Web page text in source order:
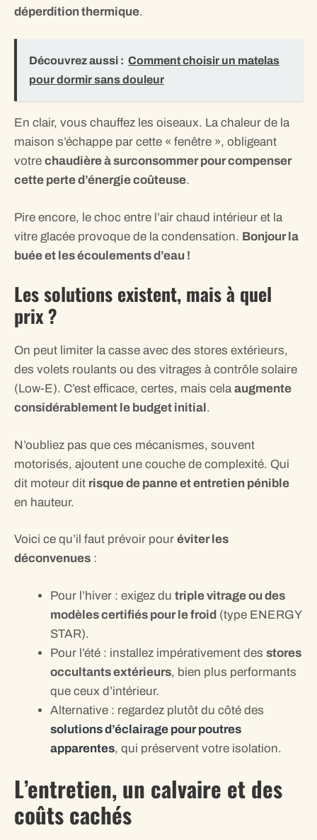
déperdition thermique.
Découvrez aussi : Comment choisir un matelas
pour dormir sans douleur
En clair, vous chauffez les oiseaux. La chaleur de la
maison s’échappe par cette « fenêtre », obligeant
votre chaudière à surconsommer pour compenser
cette perte d’énergie coûteuse.
Pire encore, le choc entre l’air chaud intérieur et la
vitre glacée provoque de la condensation. Bonjour la
buée et les écoulements d’eau !
Les solutions existent, mais à quel
prix ?
On peut limiter la casse avec des stores extérieurs,
des volets roulants ou des vitrages à contrôle solaire
(Low-E). C’est efficace, certes, mais celaaugmente
considérablement le budget initial.
N’oubliez pas que ces mécanismes, souvent
motorisés, ajoutent une couche de complexité. Qui
dit moteur dit risque de panne et entretien pénible
en hauteur.
Voici ce qu’il faut prévoir pour éviter les
déconvenues :
Pour l’hiver : exigez du triple vitrage ou des
modèles certifiés pour le froid (type ENERGY
STAR).
Pour l’été : installez impérativement des stores
occultants extérieurs, bien plus performants
que ceux d’intérieur.
Alternative : regardez plutôt du côté des
solutions d’éclairage pour poutres
apparentes, qui préservent votre isolation.
L’entretien, un calvaire et des
coûts cachés